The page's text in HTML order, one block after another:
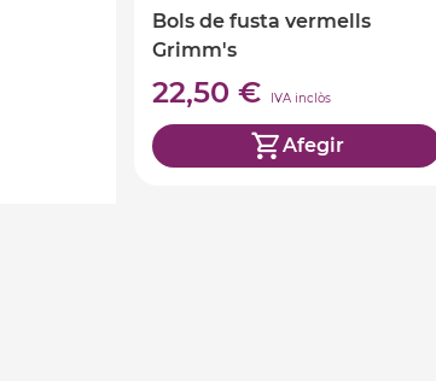
Bols de fusta vermells
Grimm's
22,50 € IVA inclòs
Afegir